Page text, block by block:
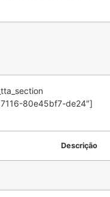
80e45bf7-de24″]
Descrição